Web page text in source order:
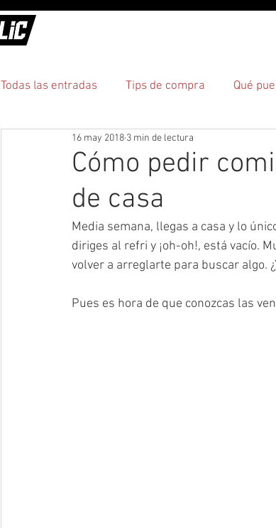
Todas las entradas Tips de compra Qué
Practicidad Pagos y entregas
Cómo pedir
de casa
16 may 2018 3 min de lectura
Media semana, llegas a casa y lo
diriges al refri y ¡oh-oh!, está vacío.
volver a arreglarte para buscar algo.
Pues es hora de que conozcas las